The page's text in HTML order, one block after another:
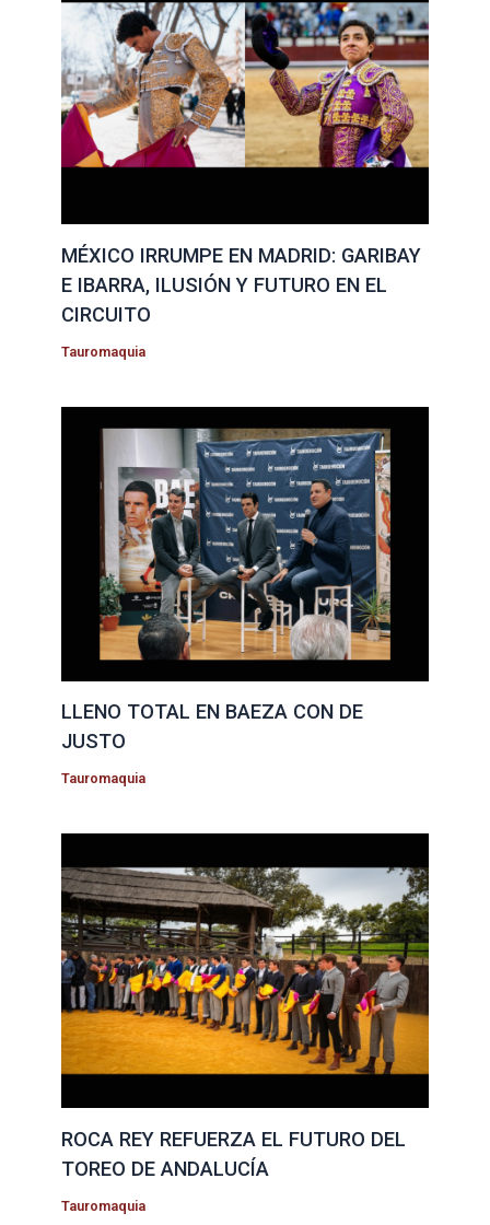
MÉXICO IRRUMPE EN MADRID: GARIBAY
E IBARRA, ILUSIÓN Y FUTURO EN EL
CIRCUITO
Tauromaquia
LLENO TOTAL EN BAEZA CON DE
JUSTO
Tauromaquia
ROCA REY REFUERZA EL FUTURO DEL
TOREO DE ANDALUCÍA
Tauromaquia